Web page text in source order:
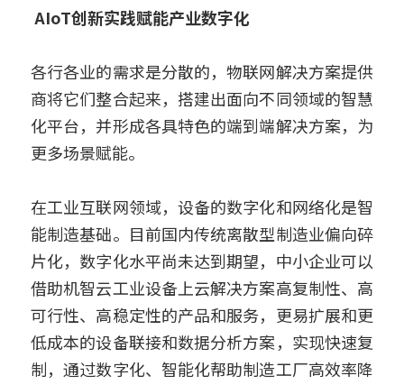
AIoT创新实践赋能产业数字化
各行各业的需求是分散的，物联网解决方案提供
商将它们整合起来，搭建出面向不同领域的智慧
化平台，并形成各具特色的端到端解决方案，为
更多场景赋能。
在工业互联网领域，设备的数字化和网络化是智
能制造基础。目前国内传统离散型制造业偏向碎
片化，数字化水平尚未达到期望，中小企业可以
借助机智云工业设备上云解决方案高复制性、高
可行性、高稳定性的产品和服务，更易扩展和更
低成本的设备联接和数据分析方案，实现快速复
制，通过数字化、智能化帮助制造工厂高效率降